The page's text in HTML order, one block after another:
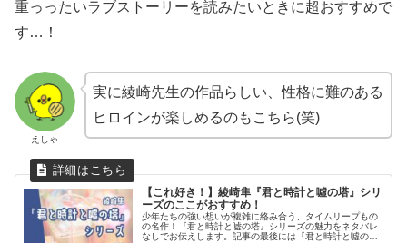
重っったいラブストーリーを読みたいときに超おすすめで
す…！
えしゃ
実に綾崎先生の作品らしい、性格に難のある
ヒロインが楽しめるのもこちら(笑)
【これ好き！】綾崎隼『君と時計と噓の塔』シリ
ーズのここがおすすめ！
少年たちの強い想いが複雑に絡み合う、タイムリープもの
の名作！『君と時計と嘘の塔』シリーズの魅力をネタバレ
なしでお伝えします。記事の最後には『君と時計と噓の